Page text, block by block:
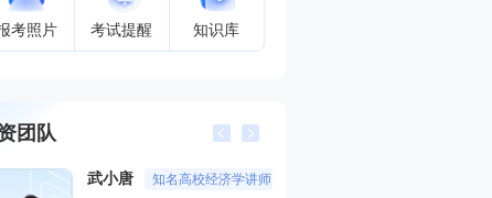
考照片 考试提醒 知识库
团队
武小唐 知名高校经济学讲师